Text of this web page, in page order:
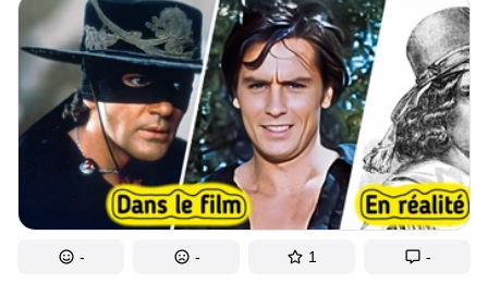
- - 1 -
Développements
Cuisine
Arts
Bien-être
Animaux
Photographie